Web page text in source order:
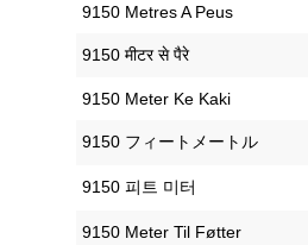
‎9150 Metres A Peus
‎9150 मीटर से पैरे
‎9150 Meter Ke Kaki
‎9150 フィートメートル
‎9150 피트 미터
‎9150 Meter Til Føtter